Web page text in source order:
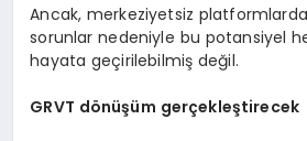
Ancak, merkeziyetsiz
sorunlar nedeniyle bu potansiyel
hayata geçirilebilmiş değil.
GRVT dönüşüm gerçekleştirecek